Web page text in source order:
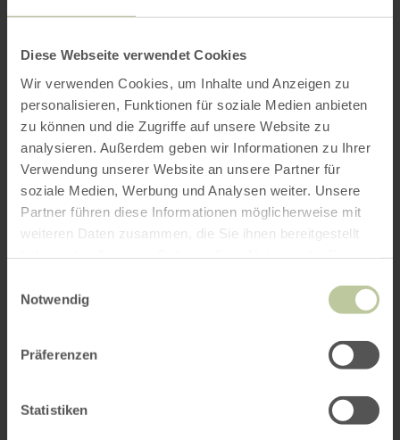
Diese Webseite verwendet Cookies
Wir verwenden Cookies, um Inhalte und Anzeigen zu
personalisieren, Funktionen für soziale Medien anbieten
zu können und die Zugriffe auf unsere Website zu
analysieren. Außerdem geben wir Informationen zu Ihrer
Verwendung unserer Website an unsere Partner für
soziale Medien, Werbung und Analysen weiter. Unsere
Partner führen diese Informationen möglicherweise mit
weiteren Daten zusammen, die Sie ihnen bereitgestellt
Notwendig
Präferenzen
Statistiken